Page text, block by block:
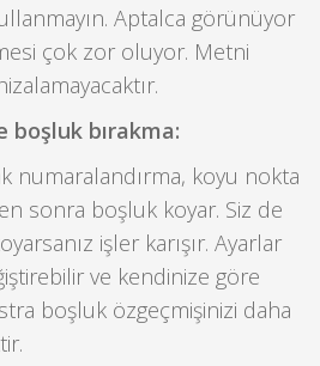
Aptalca görünüyor
çok zor oluyor. Metni
boşluk bırakma:
numaralandırma, koyu nokta
sonra boşluk koyar. Siz de
işler karışır. Ayarlar
ve kendinize göre
boşluk özgeçmişinizi daha